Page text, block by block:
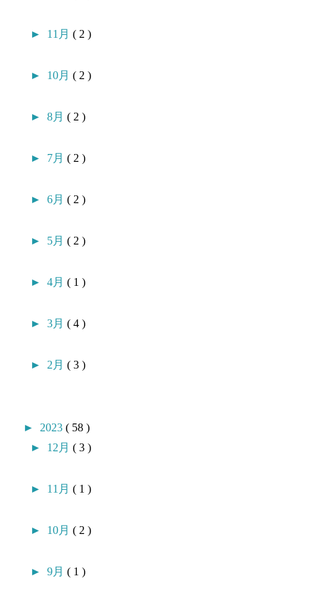
► 11月( 2 )
► 10月( 2 )
►8月( 2 )
► 7月( 2 )
►6月( 2 )
► 5月( 2 )
►4月( 1 )
►3月( 4 )
► 2月( 3 )
► 2023( 58 )
► 12月( 3 )
► 11月( 1 )
► 10月( 2 )
►9月( 1 )